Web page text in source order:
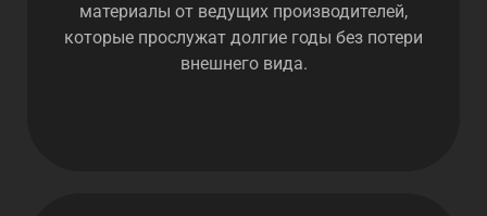
материалы от ведущих производителей,
которые прослужат долгие годы без потери
внешнего вида.